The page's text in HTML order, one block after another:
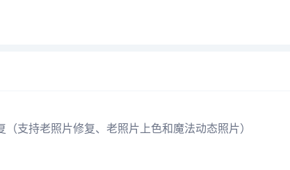
支持老照片修复、老照片上色和魔法动态照片）